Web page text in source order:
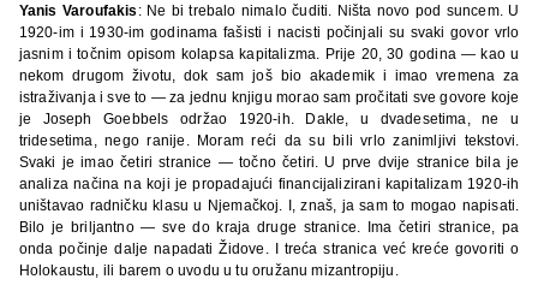
Yanis Varoufakis : Ne bi trebalo nimalo čuditi. Ništa novo pod suncem. U
1920-im i 1930-im godinama fašisti i nacisti počinjali su svaki govor vrlo
jasnim i točnim opisom kolapsa kapitalizma. Prije 20, 30 godina — kao u
nekom drugom životu, dok sam još bio akademik i imao vremena za
istraživanja i sve to — za jednu knjigu morao sam pročitati sve govore koje
je Joseph Goebbels održao 1920-ih. Dakle, u dvadesetima, ne u
tridesetima, nego ranije. Moram reći da su bili vrlo zanimljivi tekstovi.
Svaki je imao četiri stranice — točno četiri. U prve dvije stranice bila je
analiza načina na koji je propadajući financijalizirani kapitalizam 1920-ih
uništavao radničku klasu u Njemačkoj. I, znaš, ja sam to mogao napisati.
Bilo je briljantno — sve do kraja druge stranice. Ima četiri stranice, pa
onda počinje dalje napadati Židove. I treća stranica već kreće govoriti o
Holokaustu, ili barem o uvodu u tu oružanu mizantropiju.